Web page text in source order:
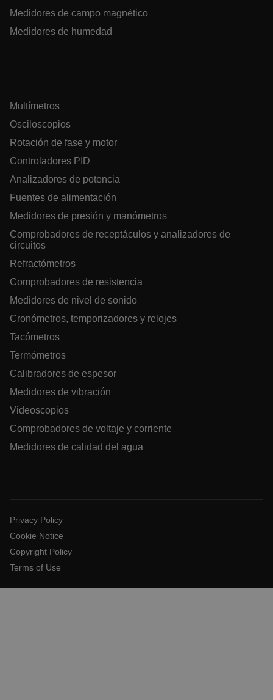
Medidores de campo magnético
Medidores de humedad
Multímetros
Osciloscopios
Rotación de fase y motor
Controladores PID
Analizadores de potencia
Fuentes de alimentación
Medidores de presión y manómetros
Comprobadores de receptáculos y analizadores de
circuitos
Refractómetros
Comprobadores de resistencia
Medidores de nivel de sonido
Cronómetros, temporizadores y relojes
Tacómetros
Termómetros
Calibradores de espesor
Medidores de vibración
Videoscopios
Comprobadores de voltaje y corriente
Medidores de calidad del agua
Privacy Policy
Cookie Notice
Copyright Policy
Terms of Use
sf_territory
x-ms-cpim-cache|[-
__epiXSRF
{1-60}
Language
tdflang
tdfdomain